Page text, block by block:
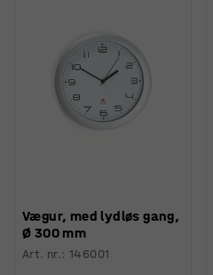
Vægur, med lydløs gang,
Ø 300 mm
Art. nr.:146001